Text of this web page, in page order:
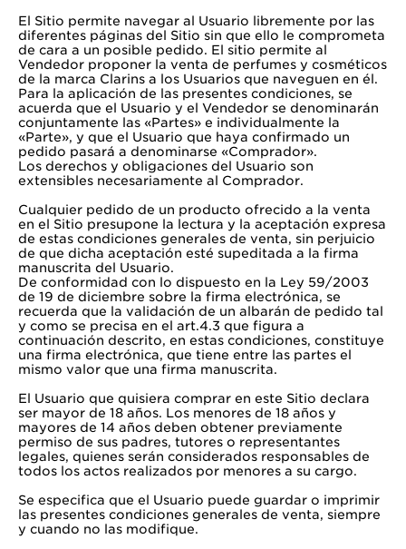
El Sitio permite navegar al Usuario libremente por las
diferentes páginas del Sitio sin que ello le comprometa
de cara a un posible pedido. El sitio permite al
Vendedor proponer la venta de perfumes y cosméticos
de la marca Clarins a los Usuarios que naveguen en él.
Para la aplicación de las presentes condiciones, se
acuerda que el Usuario y el Vendedor se denominarán
conjuntamente las «Partes» e individualmente la
«Parte», y que el Usuario que haya confirmado un
pedido pasará a denominarse «Comprador».
Los derechos y obligaciones del Usuario son
extensibles necesariamente al Comprador.
Cualquier pedido de un producto ofrecido a la venta
en el Sitio presupone la lectura y la aceptación expresa
de estas condiciones generales de venta, sin perjuicio
de que dicha aceptación esté supeditada a la firma
manuscrita del Usuario.
De conformidad con lo dispuesto en la Ley 59/2003
de 19 de diciembre sobre la firma electrónica, se
recuerda que la validación de un albarán de pedido tal
y como se precisa en el art.4.3 que figura a
continuación descrito, en estas condiciones, constituye
una firma electrónica, que tiene entre las partes el
mismo valor que una firma manuscrita.
El Usuario que quisiera comprar en este Sitio declara
ser mayor de 18 años. Los menores de 18 años y
mayores de 14 años deben obtener previamente
permiso de sus padres, tutores o representantes
legales, quienes serán considerados responsables de
todos los actos realizados por menores a su cargo.
Se especifica que el Usuario puede guardar o imprimir
las presentes condiciones generales de venta, siempre
y cuando no las modifique.